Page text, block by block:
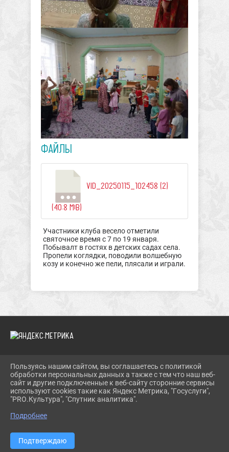
ФАЙЛЫ
VID_20250115_102458 (2)
(40.8 MiB)
Участники клуба весело отметили
святочное время с 7 по 19 января.
Побывалт в гостях в детских садах села.
Пропели коглядки, поводили волшебную
козу и конечно же пели, плясали и играли.
2026 Г. TROIMUZEI.RU
ВХОД
КАРТА САЙТА
ПОЛИТИКА ОБРАБОТКИ ПЕРСОНАЛЬНЫХ ДАННЫХ
СДЕЛАНО НА KUBCMS
Пользуясь нашим сайтом, вы соглашаетесь с политикой
обработки персональных данных а также с тем что наш веб-
сайт и другие подключенные к веб-сайту сторонние сервисы
используют cookies такие как Яндекс Метрика, "Госуслуги",
"PRO.Культура", "Спутник аналитика".
Подробнее
Подтверждаю